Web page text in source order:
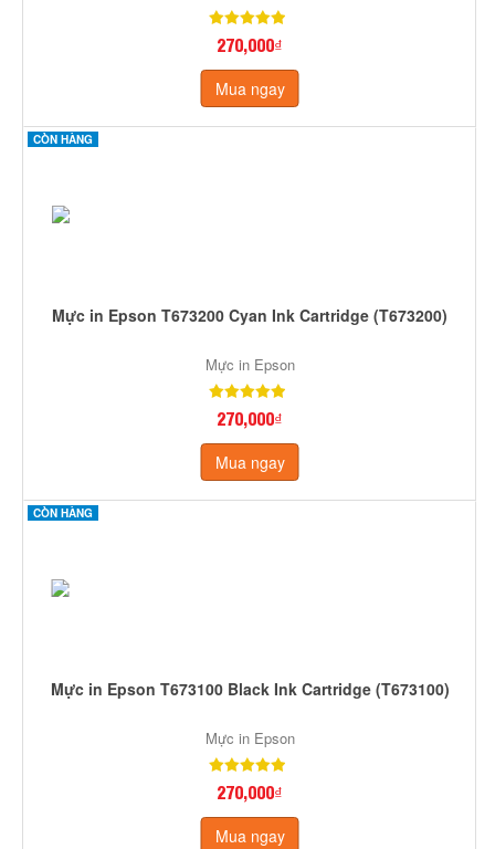
270,000₫
Mua ngay
CÒN HÀNG
Mực in Epson T673200 Cyan Ink Cartridge (T673200)
Mực in Epson
270,000₫
Mua ngay
CÒN HÀNG
Mực in Epson T673100 Black Ink Cartridge (T673100)
Mực in Epson
270,000₫
Mua ngay